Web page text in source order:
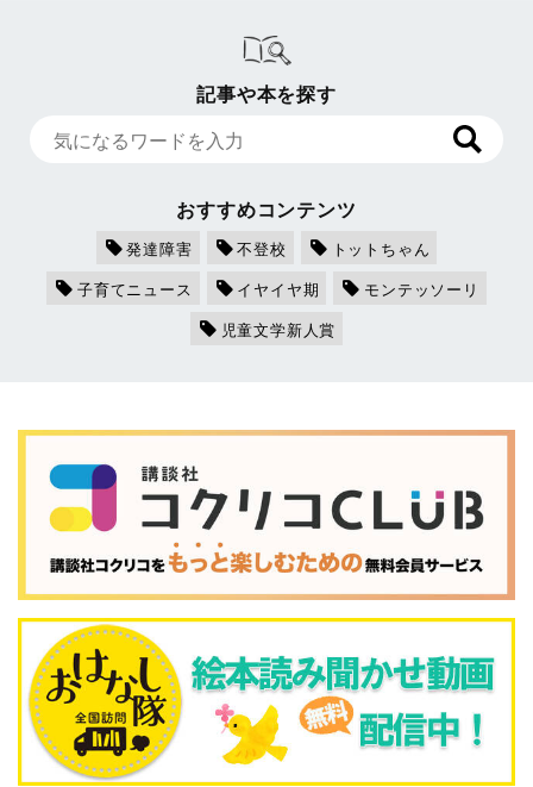
記事や本を探す
おすすめコンテンツ
発達障害 不登校
トットちゃん
子育てニュース
イヤイヤ期
モンテッソーリ
児童文学新人賞